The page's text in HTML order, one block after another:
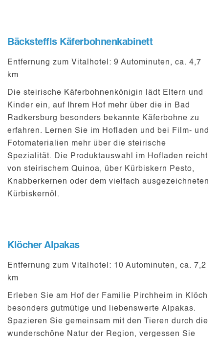
Bäcksteffls Käferbohnenkabinett
Entfernung zum Vitalhotel: 9 Autominuten, ca. 4,7
km
Die steirische Käferbohnenkönigin lädt Eltern und
Kinder ein, auf Ihrem Hof mehr über die in Bad
Radkersburg besonders bekannte Käferbohne zu
erfahren. Lernen Sie im Hofladen und bei Film- und
Fotomaterialien mehr über die steirische
Spezialität. Die Produktauswahl im Hofladen reicht
von steirischem Quinoa, über Kürbiskern Pesto,
Knabberkernen oder dem vielfach ausgezeichneten
Kürbiskernöl.
Klöcher Alpakas
Entfernung zum Vitalhotel: 10 Autominuten, ca. 7,2
km
Erleben Sie am Hof der Familie Pirchheim in Klöch
besonders gutmütige und liebenswerte Alpakas.
Spazieren Sie gemeinsam mit den Tieren durch die
wunderschöne Natur der Region, vergessen Sie